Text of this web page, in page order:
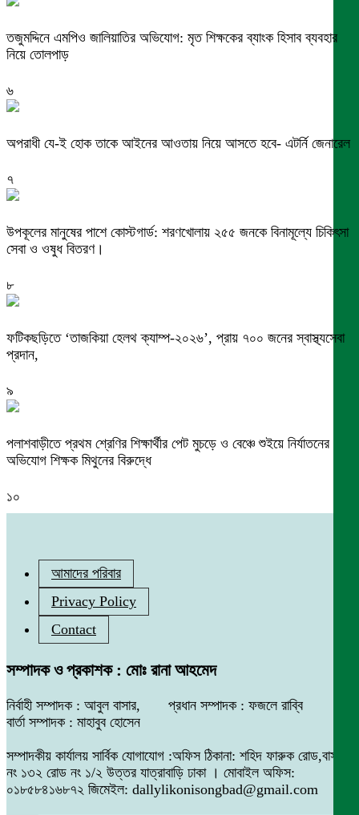
তজুমদ্দিনে এমপিও জালিয়াতির অভিযোগ: মৃত শিক্ষকের ব্যাংক হিসাব ব্যবহার
নিয়ে তোলপাড়
৬
অপরাধী যে-ই হোক তাকে আইনের আওতায় নিয়ে আসতে হবে- এটর্নি জেনারেল
৭
উপকূলের মানুষের পাশে কোস্টগার্ড: শরণখোলায় ২৫৫ জনকে বিনামূল্যে চিকিৎসা
সেবা ও ওষুধ বিতরণ।
৮
ফটিকছড়িতে ‘তাজকিয়া হেলথ ক্যাম্প-২০২৬’, প্রায় ৭০০ জনের স্বাস্থ্যসেবা
প্রদান,
৯
পলাশবাড়ীতে প্রথম শ্রেণির শিক্ষার্থীর পেট মুচড়ে ও বেঞ্চে শুইয়ে নির্যাতনের
অভিযোগ শিক্ষক মিথুনের বিরুদ্ধে
১০
আমাদের পরিবার
Privacy Policy
Contact
সম্পাদক ও প্রকাশক : মোঃ রানা আহমেদ
নির্বাহী সম্পাদক : আবুল বাসার, প্রধান সম্পাদক : ফজলে রাব্বি
বার্তা সম্পাদক : মাহাবুব হোসেন
সম্পাদকীয় কার্যালয় সার্বিক যোগাযোগ :অফিস ঠিকানা: শহিদ ফারুক রোড,বাসা
নং ১৩২ রোড নং ১/২ উত্তর যাত্রাবাড়ি ঢাকা । মোবাইল অফিস:
০১৮৫৮৪১৬৮৭২ জিমেইল: dallylikonisongbad@gmail.com